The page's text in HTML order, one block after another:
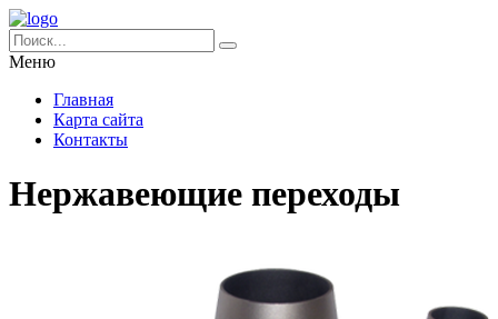
Меню
Главная
Карта сайта
Контакты
Нержавеющие переходы